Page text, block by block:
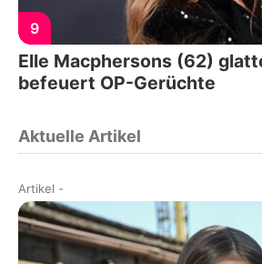
9
Elle Macphersons (62)
befeuert OP-Gerüchte
Aktuelle Artikel
Artikel -